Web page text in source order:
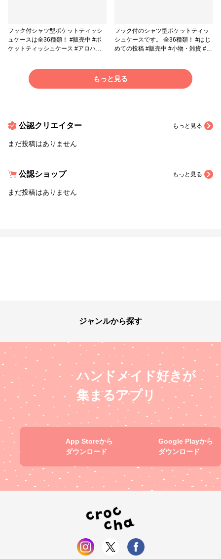
フック付シャツ型ポケットティッシ
ュケースは全36種類！ #販売中 #ポ
ケットティッシュケース #アロハシ
フック付のシャツ型ポケットティッ
シュケースです。 全36種類！ #はじ
めての投稿 #販売中 #小物・雑貨 #ポ
もっと見る
公認クリエイター もっと見る
まだ投稿はありません
公認ショップ もっと見る
まだ投稿はありません
ジャンルから探す
ハンドメイド好きが
集まるアプリ
App Storeから
ダウンロード
Google Playから
ダウンロード